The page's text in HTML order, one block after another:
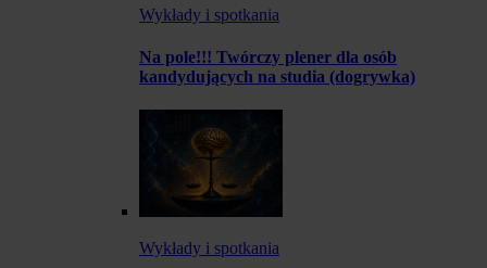
Wykłady i spotkania
Na pole!!! Twórczy plener dla osób
kandydujących na studia (dogrywka)
Wykłady i spotkania